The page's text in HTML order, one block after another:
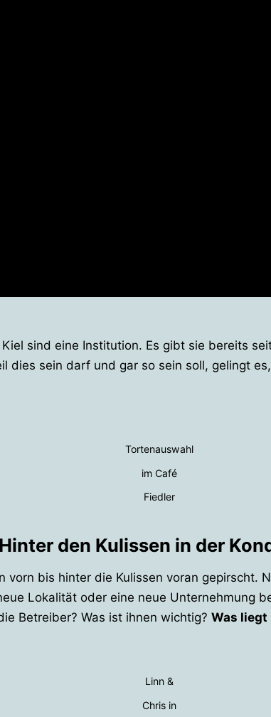
Kiel sind eine Institution. Es gibt sie bereits
dies sein darf und gar so sein soll, gelingt
Tortenauswahl
im Café
Fiedler
Hinter den Kulissen in der
vorn bis hinter die Kulissen voran gepirscht.
Lokalität oder eine neue Unternehmung
Betreiber? Was ist ihnen wichtig? Was liegt
Linn &
Chris in